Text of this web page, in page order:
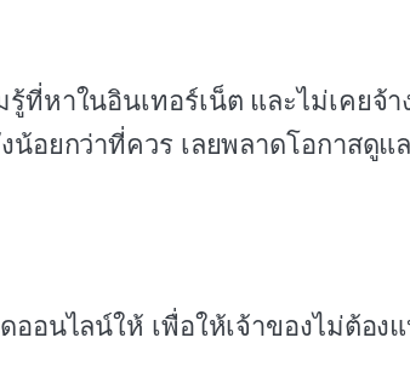
ที่หาในอินเทอร์เน็ต และไม่เคยจ้
น้อยกว่าที่ควร เลยพลาดโอกาสดู
ออนไลน์ให้ เพื่อให้เจ้าของไม่ต้อง